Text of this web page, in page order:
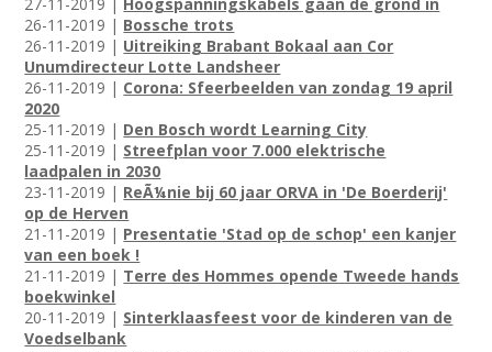
26-11-2019 | Bossche trots
26-11-2019 | Uitreiking Brabant Bokaal aan Cor
Unumdirecteur Lotte Landsheer
26-11-2019 | Corona: Sfeerbeelden van zondag 19 april
2020
25-11-2019 | Den Bosch wordt Learning City
25-11-2019 | Streefplan voor 7.000 elektrische
laadpalen in 2030
23-11-2019 | ReÃ¼nie bij 60 jaar ORVA in 'De Boerderij'
op de Herven
21-11-2019 | Presentatie 'Stad op de schop' een kanjer
van een boek !
21-11-2019 | Terre des Hommes opende Tweede hands
boekwinkel
20-11-2019 | Sinterklaasfeest voor de kinderen van de
Voedselbank